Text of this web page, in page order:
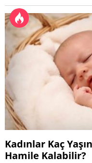
Kadınlar Kaç
Hamile Kalabilir?